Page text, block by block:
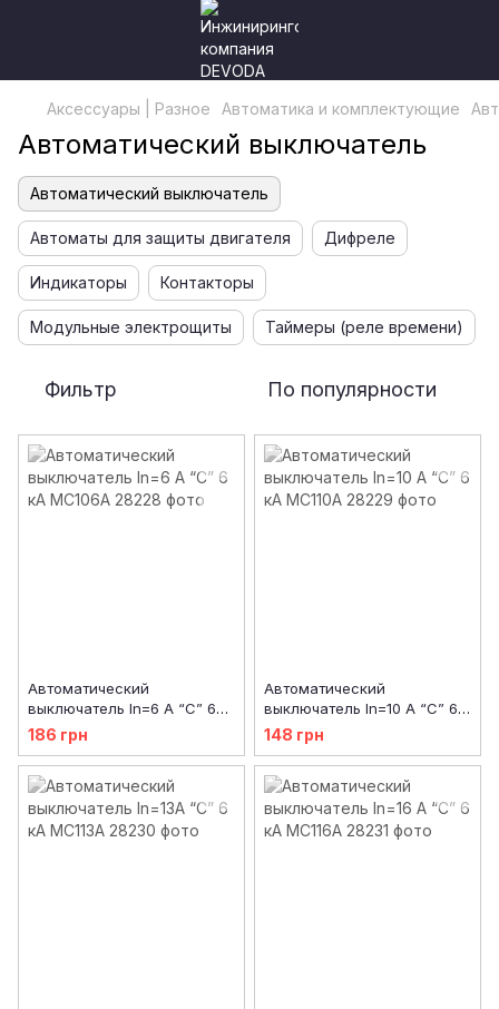
Аксессуары | Разное Автоматика и комплектующие
Автоматический выключатель
Автоматический выключатель
Автоматы для защиты двигателя Дифреле
Индикаторы Контакторы
Модульные электрощиты Таймеры (реле времени)
Фильтр По популярности
Автоматический
выключатель In=6 А “C” 6
кA MC106A
186 грн
Автоматический
выключатель In=10 А “C” 6
кA MC110A
148 грн